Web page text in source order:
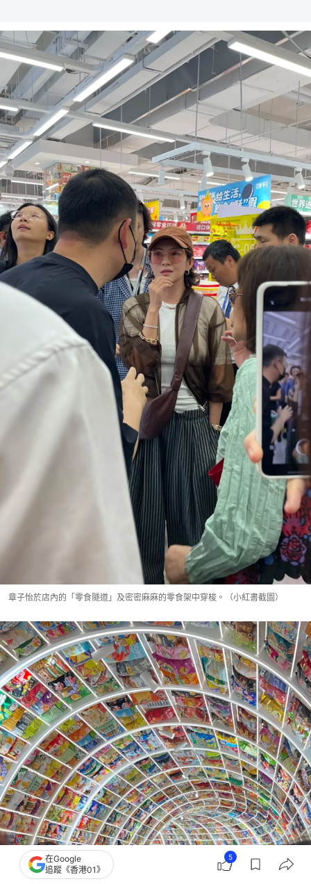
章子怡於店內的「零食隧道」及密密麻麻的零食架中穿梭。（小紅書截圖）
在Google
追蹤《香港01》
5